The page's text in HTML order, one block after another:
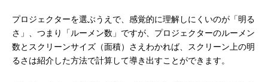
プロジェクターを選ぶうえで、感覚的に理解しにくいのが「明る
さ」、つまり「ルーメン数」ですが、プロジェクターのルーメン
数とスクリーンサイズ（面積）さえわかれば、スクリーン上の明
るさは紹介した方法で計算して導き出すことができます。